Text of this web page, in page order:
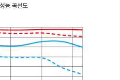
능 곡선도